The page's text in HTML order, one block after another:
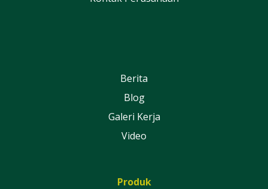
Berita
Blog
Galeri Kerja
Video
Produk